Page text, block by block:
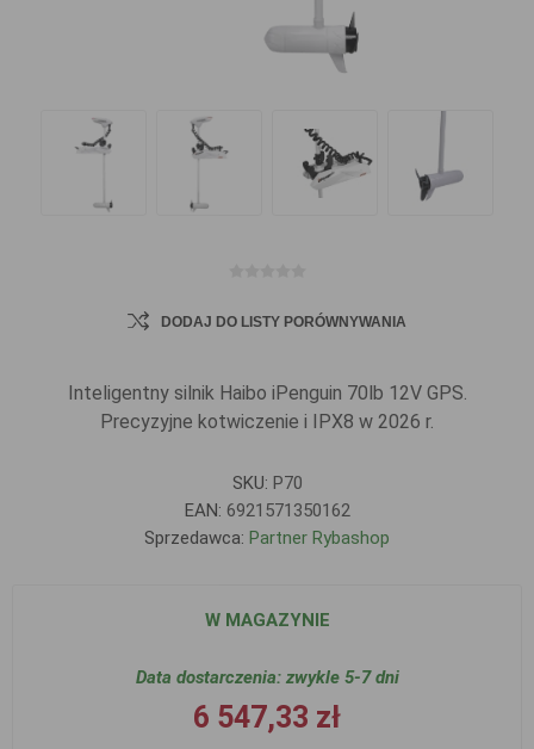
DODAJ DO LISTY PORÓWNYWANIA
Inteligentny silnik Haibo iPenguin 70lb 12V GPS.
Precyzyjne kotwiczenie i IPX8 w 2026 r.
SKU: P70
EAN: 6921571350162
Sprzedawca: Partner Rybashop
W MAGAZYNIE
Data dostarczenia: zwykle 5-7 dni
6 547,33 zł